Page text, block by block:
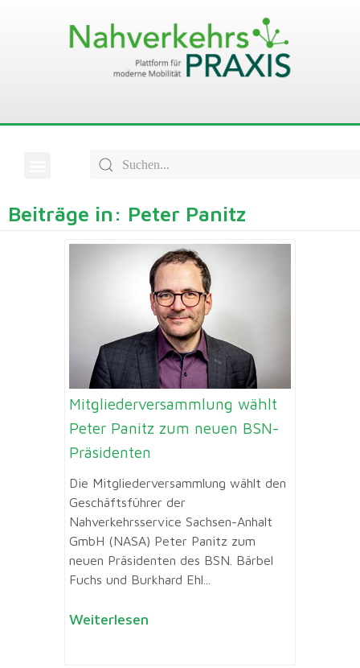
Beiträge in: Peter Panitz
Mitgliederversammlung wählt
Peter Panitz zum neuen BSN-
Präsidenten
Die Mitgliederversammlung wählt den
Geschäftsführer der
Nahverkehrsservice Sachsen-Anhalt
GmbH (NASA) Peter Panitz zum
neuen Präsidenten des BSN. Bärbel
Fuchs und Burkhard Ehl...
Weiterlesen